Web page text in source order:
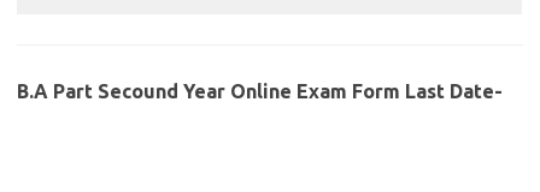
B.A Part Secound Year Online Exam Form Last Date-